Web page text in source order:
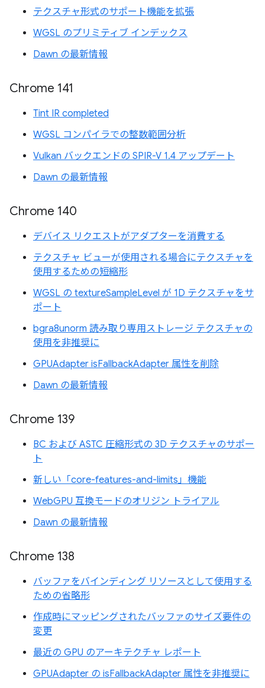
テクスチャ形式のサポート機能を拡張
WGSL のプリミティブ インデックス
Dawn の最新情報
Chrome 141
Tint IR completed
WGSL コンパイラでの整数範囲分析
Vulkan バックエンドの SPIR-V 1.4 アップデート
Dawn の最新情報
Chrome 140
デバイス リクエストがアダプターを消費する
テクスチャ ビューが使用される場合にテクスチャを
使用するための短縮形
WGSL の textureSampleLevel が 1D テクスチャをサ
ポート
bgra8unorm 読み取り専用ストレージ テクスチャの
使用を非推奨に
GPUAdapter isFallbackAdapter 属性を削除
Dawn の最新情報
Chrome 139
BC および ASTC 圧縮形式の 3D テクスチャのサポー
ト
新しい「core-features-and-limits」機能
WebGPU 互換モードのオリジン トライアル
Dawn の最新情報
Chrome 138
バッファをバインディング リソースとして使用する
ための省略形
作成時にマッピングされたバッファのサイズ要件の
変更
最近の GPU のアーキテクチャ レポート
GPUAdapter の isFallbackAdapter 属性を非推奨に